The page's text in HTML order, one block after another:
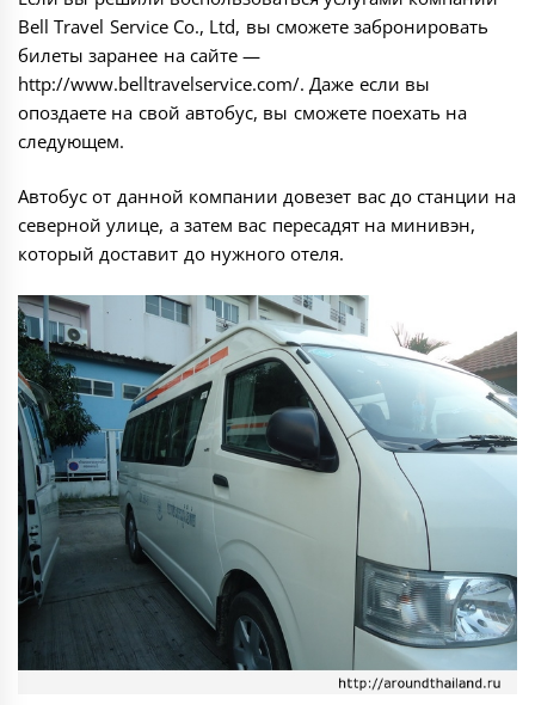
Bell Travel Service Co., Ltd, вы сможете забронировать
билеты заранее на сайте —
http://www.belltravelservice.com/. Даже если вы
опоздаете на свой автобус, вы сможете поехать на
следующем.
Автобус от данной компании довезет вас до станции на
северной улице, а затем вас пересадят на минивэн,
который доставит до нужного отеля.